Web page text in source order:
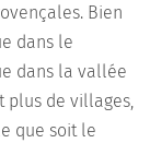
Bien
dans le
dans la vallée
plus de villages,
que soit le